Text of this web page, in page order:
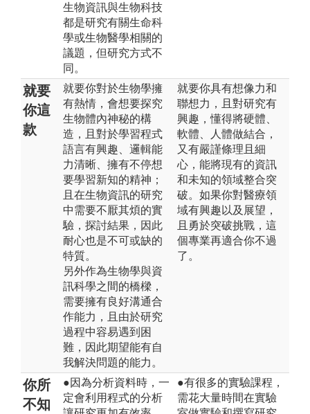
生物資訊與生物科技
都是研究有關生命科
學或生物醫學相關的
議題，但研究方式不
同。
就要
你這
款
就要你對於生物學擁
有熱情，會想要探究
生物體內神秘的構
造，且對於學習程式
語言有興趣、邏輯能
力清晰、擁有不停想
要學習新知的精神；
且在生物資訊的研究
中需要不厭其煩的實
驗，探討結果，因此
耐心也是不可或缺的
特質。
另外作為生物學與資
訊科學之間的橋樑，
需要擁有良好溝通合
作能力，且由於研究
過程中容易遇到困
難，因此期望能有自
我解決問題的能力。
就要你具有想像力和
聯想力，且對研究有
興趣，懂得將硬體、
軟體、人體做結合，
又有嚴謹條理且細
心，能將現有的資訊
和未知的領域整合突
破。如果你對醫療領
域有興趣以及展望，
且勇於突破挑戰，這
個專業再適合你不過
了。
你所
不知
●因為分析資料時，一
定會利用程式的分析
●有很多的實驗課程，
需花大量時間在實驗